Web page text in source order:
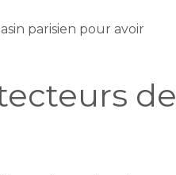
parisien pour avoir
de